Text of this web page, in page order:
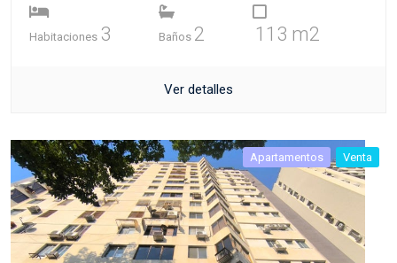
Habitaciones 3 Baños 2 113 m2
Ver detalles
Apartamentos Venta